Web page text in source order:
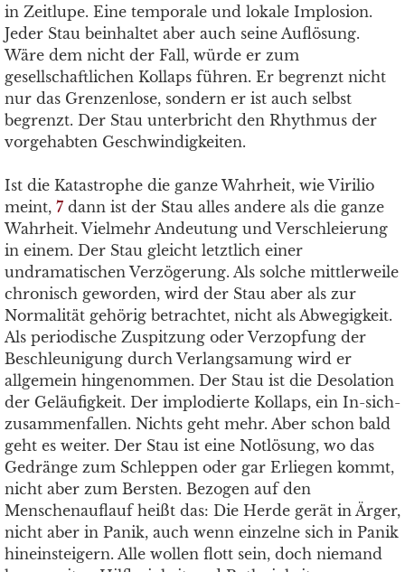
in Zeitlupe. Eine temporale und lokale Implosion.
Jeder Stau beinhaltet aber auch seine Auflösung.
Wäre dem nicht der Fall, würde er zum
gesellschaftlichen Kollaps führen. Er begrenzt nicht
nur das Grenzenlose, sondern er ist auch selbst
begrenzt. Der Stau unterbricht den Rhythmus der
vorgehabten Geschwindigkeiten.
Ist die Katastrophe die ganze Wahrheit, wie Virilio
meint, 7 dann ist der Stau alles andere als die ganze
Wahrheit. Vielmehr Andeutung und Verschleierung
in einem. Der Stau gleicht letztlich einer
undramatischen Verzögerung. Als solche mittlerweile
chronisch geworden, wird der Stau aber als zur
Normalität gehörig betrachtet, nicht als Abwegigkeit.
Als periodische Zuspitzung oder Verzopfung der
Beschleunigung durch Verlangsamung wird er
allgemein hingenommen. Der Stau ist die Desolation
der Geläufigkeit. Der implodierte Kollaps, ein In-sich-
zusammenfallen. Nichts geht mehr. Aber schon bald
geht es weiter. Der Stau ist eine Notlösung, wo das
Gedränge zum Schleppen oder gar Erliegen kommt,
nicht aber zum Bersten. Bezogen auf den
Menschenauflauf heißt das: Die Herde gerät in Ärger,
nicht aber in Panik, auch wenn einzelne sich in Panik
hineinsteigern. Alle wollen flott sein, doch niemand